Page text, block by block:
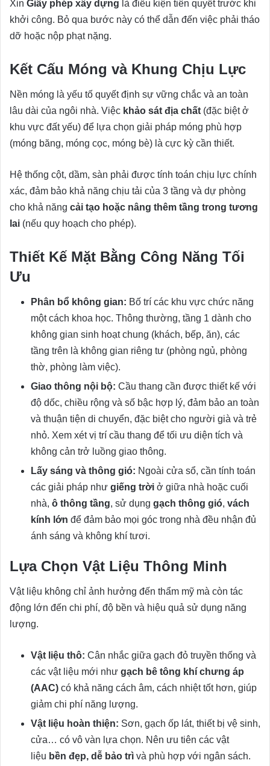
Xin Giấy phép xây dựng là điều kiện tiên quyết trước khi
khởi công. Bỏ qua bước này có thể dẫn đến việc phải tháo
dỡ hoặc nộp phạt nặng.
Kết Cấu Móng và Khung Chịu Lực
Nền móng là yếu tố quyết định sự vững chắc và an toàn
lâu dài của ngôi nhà. Việc khảo sát địa chất (đặc biệt ở
khu vực đất yếu) để lựa chọn giải pháp móng phù hợp
(móng băng, móng cọc, móng bè) là cực kỳ cần thiết.
Hệ thống cột, dầm, sàn phải được tính toán chịu lực chính
xác, đảm bảo khả năng chịu tải của 3 tầng và dự phòng
cho khả năng cải tạo hoặc nâng thêm tầng trong tương
lai (nếu quy hoạch cho phép).
Thiết Kế Mặt Bằng Công Năng Tối
Ưu
Phân bổ không gian: Bố trí các khu vực chức năng
một cách khoa học. Thông thường, tầng 1 dành cho
không gian sinh hoạt chung (khách, bếp, ăn), các
tầng trên là không gian riêng tư (phòng ngủ, phòng
thờ, phòng làm việc).
Giao thông nội bộ: Cầu thang cần được thiết kế với
độ dốc, chiều rộng và số bậc hợp lý, đảm bảo an toàn
và thuận tiện di chuyển, đặc biệt cho người già và trẻ
nhỏ. Xem xét vị trí cầu thang để tối ưu diện tích và
không cản trở luồng giao thông.
Lấy sáng và thông gió: Ngoài cửa sổ, cần tính toán
các giải pháp như giếng trời ở giữa nhà hoặc cuối
nhà, ô thông tầng, sử dụng gạch thông gió, vách
kính lớn để đảm bảo mọi góc trong nhà đều nhận đủ
ánh sáng và không khí tươi.
Lựa Chọn Vật Liệu Thông Minh
Vật liệu không chỉ ảnh hưởng đến thẩm mỹ mà còn tác
động lớn đến chi phí, độ bền và hiệu quả sử dụng năng
lượng.
Vật liệu thô: Cân nhắc giữa gạch đỏ truyền thống và
các vật liệu mới như gạch bê tông khí chưng áp
(AAC) có khả năng cách âm, cách nhiệt tốt hơn, giúp
giảm chi phí năng lượng.
Vật liệu hoàn thiện: Sơn, gạch ốp lát, thiết bị vệ sinh,
cửa… có vô vàn lựa chọn. Nên ưu tiên các vật
liệu bền đẹp, dễ bảo trì và phù hợp với ngân sách.